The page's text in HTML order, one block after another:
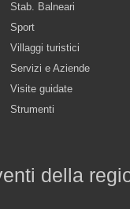
Stab. Balneari
Sport
Villaggi turistici
Servizi e Aziende
Visite guidate
Strumenti
della